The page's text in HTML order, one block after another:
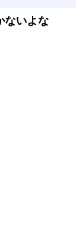
ないよな